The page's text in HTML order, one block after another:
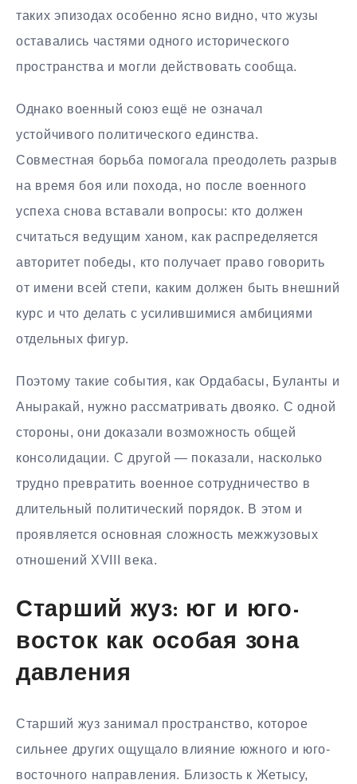
таких эпизодах особенно ясно видно, что жузы
оставались частями одного исторического
пространства и могли действовать сообща.
Однако военный союз ещё не означал
устойчивого политического единства.
Совместная борьба помогала преодолеть разрыв
на время боя или похода, но после военного
успеха снова вставали вопросы: кто должен
считаться ведущим ханом, как распределяется
авторитет победы, кто получает право говорить
от имени всей степи, каким должен быть внешний
курс и что делать с усилившимися амбициями
отдельных фигур.
Поэтому такие события, как Ордабасы, Буланты и
Аныракай, нужно рассматривать двояко. С одной
стороны, они доказали возможность общей
консолидации. С другой — показали, насколько
трудно превратить военное сотрудничество в
длительный политический порядок. В этом и
проявляется основная сложность межжузовых
отношений XVIII века.
Старший жуз: юг и юго-
восток как особая зона
давления
Старший жуз занимал пространство, которое
сильнее других ощущало влияние южного и юго-
восточного направления. Близость к Жетысу,